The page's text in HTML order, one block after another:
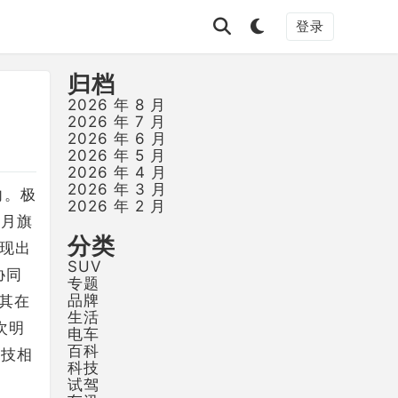
登录
极
旗
出
在
明
相
归档
2026 年 8 月
2026 年 7 月
2026 年 6 月
2026 年 5 月
2026 年 4 月
2026 年 3 月
2026 年 2 月
分类
SUV
专题
品牌
生活
电车
百科
科技
试驾